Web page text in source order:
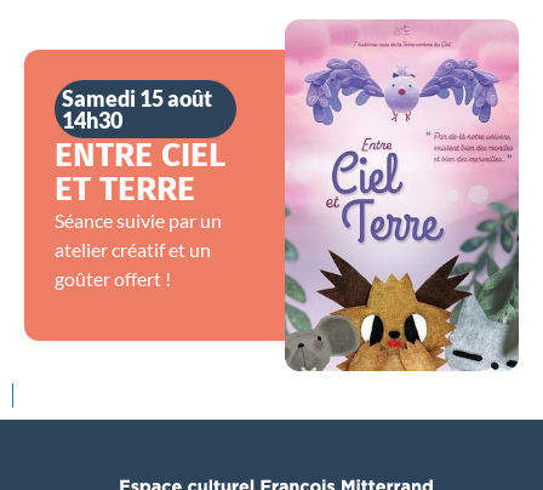
Samedi 15 août
14h30
ENTRE CIEL
ET TERRE
Séance suivie par un
atelier créatif et un
goûter offert !